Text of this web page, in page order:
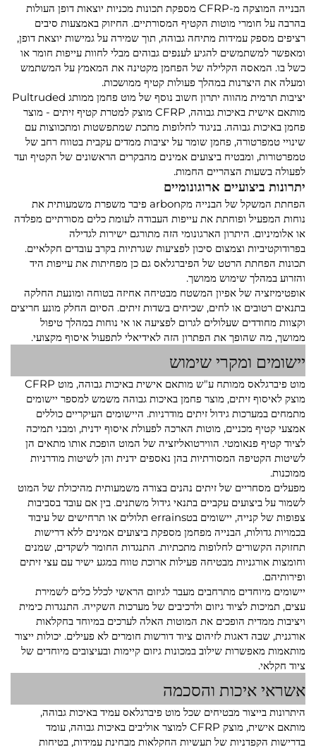
הבנייה המוצקה מ-CFRP מספקת תכונות מכניות יוצאות דופן העולות
בהרבה על חומרי מוטות הקטיף המסורתיים. החיזוק באמצעות סיבים
רציפים מספק עמידות מתיחה גבוהה, תוך שמירה על גמישות יוצאת דופן,
ומאפשר למשתמשים להגיע לענפים גבוהים מבלי לחוות עייפות חומר או
כשל בו. המאסה הקלילה של הפחמן מקטינה את המאמץ על המשתמש
ומעלה את היצרנות במהלך פעולות קטיף ממושכות.
יציבות תרמית מהווה יתרון חשוב נוסף של מוט פחמן ממותג Pultruded
מותאם אישית באיכות גבוהה, CFRP מוצק למטרת קטיף זיתים - מוצר
פחמן באיכות גבוהה. בניגוד לחלופות מתכת שמתפשטות ומתכווצות עם
שינויי טמפרטורה, פחמן שומר על יציבות ממדים עקבית בטווח רחב של
טמפרטורות, ומבטיח ביצועים אמינים מהבקרים הראשונים של הקטיף ועד
לפעולה בשעות הצהריים החמות.
יתרונות ביצועיים ארוגונומיים
הפחתת המשקל של הבנייה מקarbon פיבר משפרת משמעותית את
נוחות המפעיל ופוחתת את עייפות העבודה לעומת כלים מסורתיים מפלדה
או אלומיניום. היתרון הארגונומי הזה מתורגם ישירות לגדילה
בפרודוקטיביות וצמצום סיכון לפציעות שגרתיות בקרב עובדים חקלאיים.
תכונות הפחתת הרטט של הפיברגלאס גם כן מפחיתות את עייפות היד
והזרוע במהלך שימוש ממושך.
אופטימיזציה של אפיון המשטח מבטיחה אחיזה בטוחה ומונעת החלקה
בתנאים רטובים או לחים, שכיחים בשדות זיתים. הסיום החלק מונע חריצים
וקצוות מחודדים שעלולים לגרום לפציעה או אי נוחות במהלך טיפול
ממושך, מה שהופך את הפתרון הזה לאידיאלי לתפעול איסוף מקצועי.
יישומים ומקרי שימוש
מוט פיברגלאס ממותח ע"ש מותאם אישית באיכות גבוהה, מוט CFRP
מוצק לאיסוף זיתים, מוצר פחמן באיכות גבוהה משמש למספר יישומים
מתמחים במערכות גידול זיתים מודרניות. היישומים העיקריים כוללים
אמצעי קטיף מכניים, מוטות הארכה לפעולת איסוף ידנית, ומבני תמיכה
לציוד קטיף פנאומטי. הווירטואליזציה של המוט הופכת אותו מתאים הן
לשיטות הקטיפה המסורתיות בהן נאספים ידנית והן לשיטות מודרניות
ממוכנות.
מפעלים מסחריים של זיתים נהנים בצורה משמעותית מהיכולת של המוט
לשמור על ביצועים עקביים בתנאי גידול משתנים. בין אם עובד בסביבות
צפופות של קנייה, יישומים בטerrains תלולים או תרחישים של עיבוד
בכמויות גדולות, הבנייה מפחמן מספקת ביצועים אמינים ללא דרישות
תחזוקה הקשורים לחלופות מתכתיות. התנגדות החומר לשקדים, שמנים
וחומצות אורגניות מבטיחה פעילות ארוכת טווח במגע ישיר עם עצי זיתים
ופירותיהם.
יישומים מיוחדים מתרחבים מעבר לגיזום הראשי לכלל כלים לשמירת
עצים, תמיכות לציוד גיזום ולרכיבים של מערכות השקייה. התנגדות כימית
ויציבות ממדית הופכים את המוטות האלה לערכים במיוחד בחקלאות
אורגנית, שבה דאגות לזיהום ציוד דורשות חומרים לא פעילים. יכולות ייצור
מותאמות מאפשרות שילוב במכונות גיזום קיימות ובעיצובים מיוחדים של
ציוד חקלאי.
אשראי איכות והסכמה
היתרונות בייצור מבטיחים שכל מוט פיברגלאס עמיד באיכות גבוהה,
מותאם אישית, מוצק CFRP למוצר אוליבים באיכות גבוהה, עומד
בדרישות הקפדניות של תעשיות החקלאות מבחינת עמידות, בטיחות